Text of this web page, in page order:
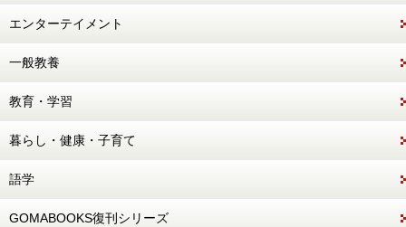
エンターテイメント
一般教養
教育・学習
暮らし・健康・子育て
語学
GOMABOOKS復刊シリーズ